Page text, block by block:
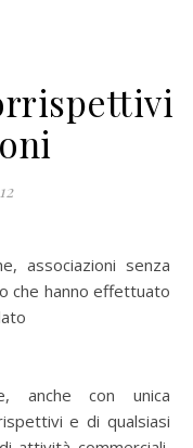
associazioni senza
che hanno effettuato
anche con unica
e di qualsiasi